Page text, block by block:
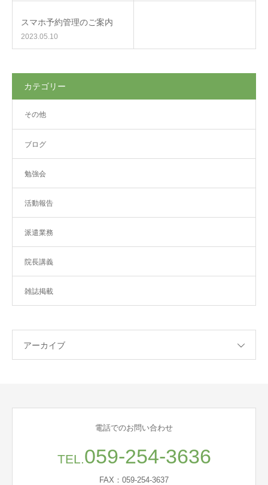
スマホ予約管理のご案内
2023.05.10
カテゴリー
その他
ブログ
勉強会
活動報告
派遣業務
院長講義
雑誌掲載
アーカイブ
電話でのお問い合わせ
TEL.059-254-3636
FAX：059-254-3637